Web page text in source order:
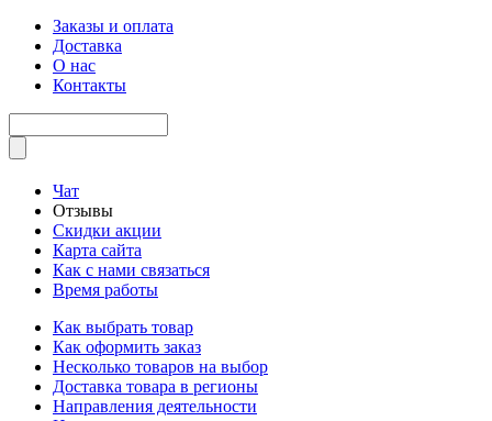
Заказы и оплата
Доставка
О нас
Контакты
Чат
Отзывы
Скидки акции
Карта сайта
Как с нами связаться
Время работы
Как выбрать товар
Как оформить заказ
Несколько товаров на выбор
Доставка товара в регионы
Направления деятельности